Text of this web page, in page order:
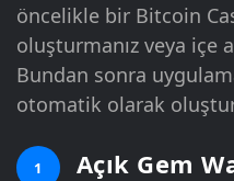
öncelikle bir Bitcoin
oluşturmanız veya içe
Bundan sonra
otomatik olarak
1 Açık Gem